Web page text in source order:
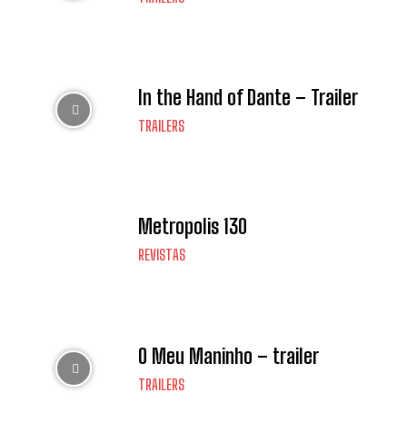
In the Hand of Dante – Trailer
TRAILERS
Metropolis 130
REVISTAS
O Meu Maninho – trailer
TRAILERS